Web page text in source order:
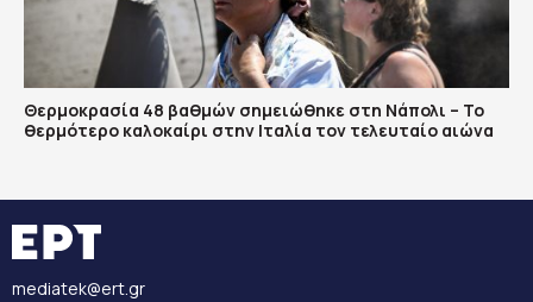
Θερμοκρασία 48 βαθμών σημειώθηκε στη Νάπολι – Το
θερμότερο καλοκαίρι στην Ιταλία τον τελευταίο αιώνα
mediatek@ert.gr